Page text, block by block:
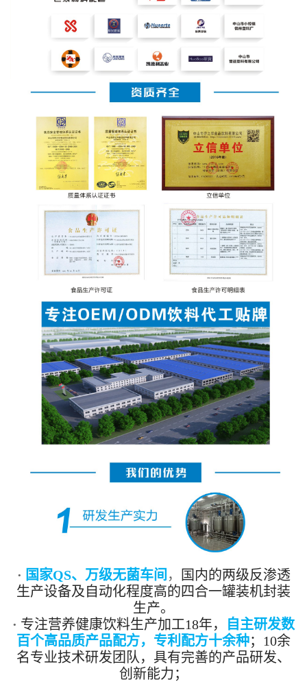
· 国家QS、万级无菌车间 ，
国内的两级反渗透
生产设备及自动化程度高的四合一罐装机封装
生产。
· 专注营养健康饮料生产加工18年，
自主研发数
百个高品质产品配方，专利配方十余种；10余
名专业技术研发团队，具有完善的产品研发、
创新能力；